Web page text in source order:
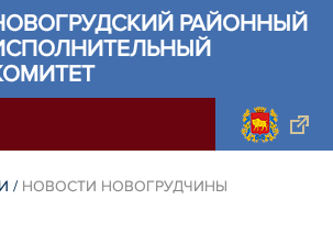
РАЙОННЫЙ
/ НОВОСТИ НОВОГРУДЧИНЫ